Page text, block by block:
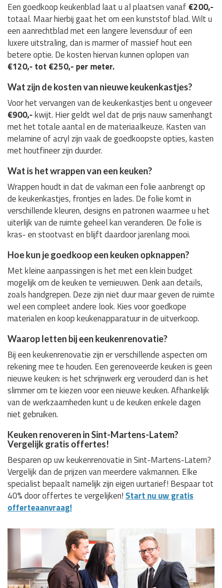
Een goedkoop keukenblad laat u al plaatsen vanaf €200,-
totaal. Maar hierbij gaat het om een kunststof blad. Wilt u
een aanrechtblad met een langere levensduur of een
luxere uitstraling, dan is marmer of massief hout een
betere optie. De kosten hiervan kunnen oplopen van
€120,- tot €250,- per meter.
Wat zijn de kosten van nieuwe keukenkastjes?
Voor het vervangen van de keukenkastjes bent u ongeveer
€900,-kwijt. Hier geldt wel dat de prijs nauw samenhangt
met het totale aantal en de materiaalkeuze. Kasten van
melamine of acryl zijn vaak de goedkoopste opties, kasten
met houtfineer zijn duurder.
Wat is het wrappen van een keuken?
Wrappen houdt in dat de vakman een folie aanbrengt op
de keukenkastjes, frontjes en lades. De folie komt in
verschillende kleuren, designs en patronen waarmee u het
uiterlijk van de ruimte geheel kan veranderen. De folie is
kras- en stootvast en blijft daardoor jarenlang mooi.
Hoe kun je goedkoop een keuken opknappen?
Met kleine aanpassingen is het met een klein budget
mogelijk om de keuken te vernieuwen. Denk aan details,
zoals handgrepen. Deze zijn niet duur maar geven de ruimte
wel een compleet andere look. Kies voor goedkope
materialen en koop keukenapparatuur in de uitverkoop.
Waarop letten bij een keukenrenovatie?
Bij een keukenrenovatie zijn er verschillende aspecten om
rekening mee te houden. Een gerenoveerde keuken is geen
nieuwe keuken: is het schrijnwerk erg verouderd dan is het
slimmer om te kiezen voor een nieuwe keuken. Afhankelijk
van de werkzaamheden kunt u de keuken enkele dagen
niet gebruiken.
Keuken renoveren in Sint-Martens-Latem?
Vergelijk gratis offertes!
Besparen op uw keukenrenovatie in Sint-Martens-Latem?
Vergelijk dan de prijzen van meerdere vakmannen. Elke
specialist bepaalt namelijk zijn eigen uurtarief! Bespaar tot
40% door offertes te vergelijken! Start nu uw gratis
offerteaanvraag!